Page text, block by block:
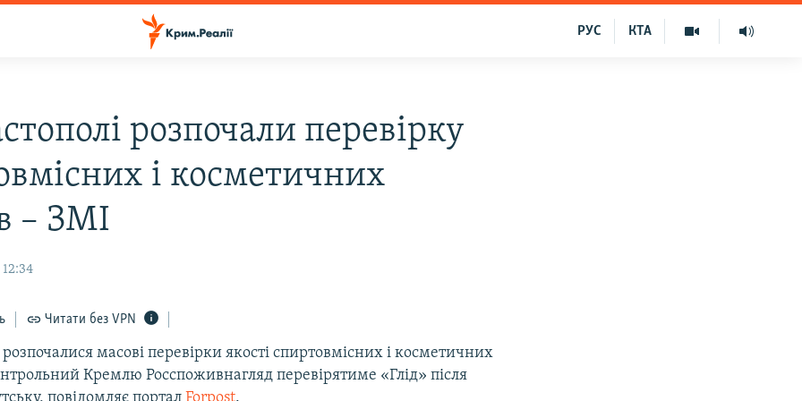
КТА
РУС
розпочали перевірку
і косметичних
– ЗМІ
Читати без VPN
розпочалися масові перевірки якості спиртовмісних і косметичних
Кремлю Росспоживнагляд перевірятиме «Глід» після